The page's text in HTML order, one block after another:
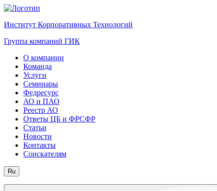
Институт Корпоративных Технологий
Группа компаний ГИК
О компании
Команда
Услуги
Семинары
Федресурс
АО и ПАО
Реестр АО
Ответы ЦБ и ФРСФР
Статьи
Новости
Контакты
Соискателям
Ru